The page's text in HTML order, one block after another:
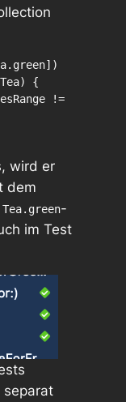
{
wird er
dem
Tea.green-
im Test
separat